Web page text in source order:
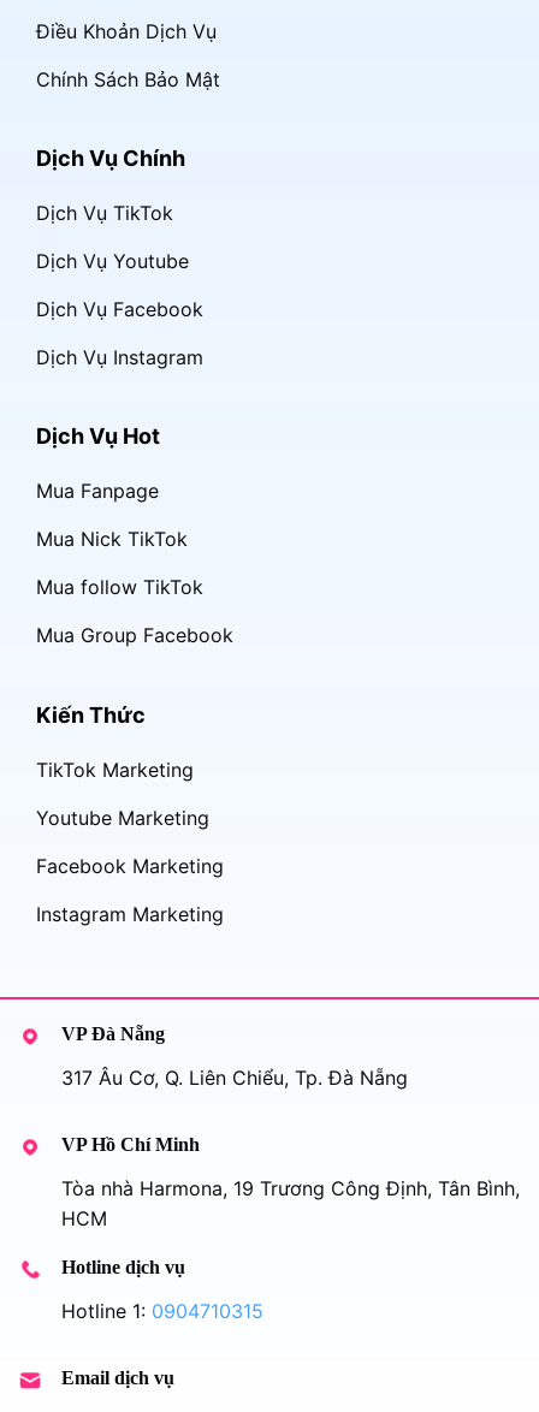
Điều Khoản Dịch Vụ
Chính Sách Bảo Mật
Dịch Vụ Chính
Dịch Vụ TikTok
Dịch Vụ Youtube
Dịch Vụ Facebook
Dịch Vụ Instagram
Dịch Vụ Hot
Mua Fanpage
Mua Nick TikTok
Mua follow TikTok
Mua Group Facebook
Kiến Thức
TikTok Marketing
Youtube Marketing
Facebook Marketing
Instagram Marketing
VP Đà Nẵng
317 Âu Cơ, Q. Liên Chiểu, Tp. Đà Nẵng
VP Hồ Chí Minh
Tòa nhà Harmona, 19 Trương Công Định, Tân Bình,
HCM
Hotline dịch vụ
Hotline 1: 0904710315
Email dịch vụ